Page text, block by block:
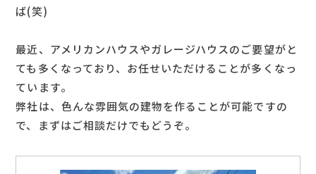
ば(笑)
最近、アメリカンハウスやガレージハウスのご要望がと
ても多くなっており、お任せいただけることが多くなっ
ています。
弊社は、色んな雰囲気の建物を作ることが可能ですの
で、まずはご相談だけでもどうぞ。